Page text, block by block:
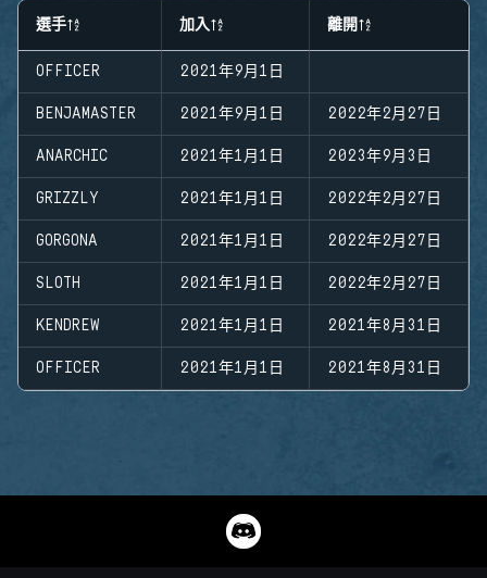
選手 加入 離開
OFFICER 2021年9月1日
BENJAMASTER 2021年9月1日 2022年2月27日
ANARCHIC 2021年1月1日 2023年9月3日
GRIZZLY 2021年1月1日 2022年2月27日
GORGONA 2021年1月1日 2022年2月27日
SLOTH 2021年1月1日 2022年2月27日
KENDREW 2021年1月1日 2021年8月31日
OFFICER 2021年1月1日 2021年8月31日